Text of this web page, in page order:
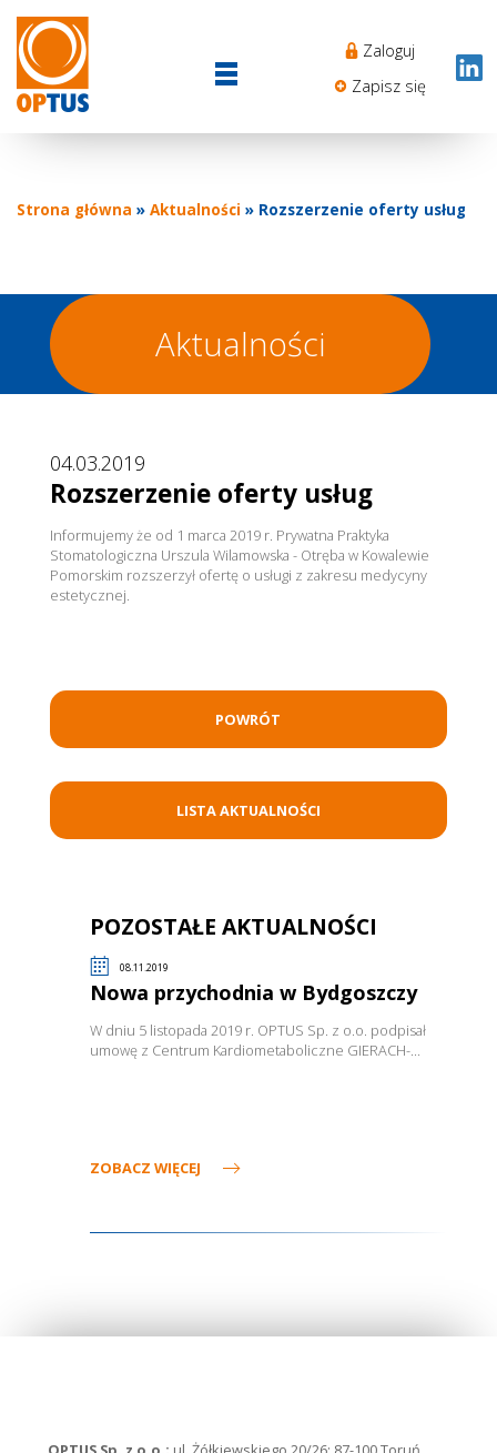
Przejdź
do
treści
Login
menu
Zaloguj
Zapisz się
Strona główna Aktualności Rozszerzenie oferty usług
Aktualności
04.03.2019
Rozszerzenie oferty usług
Informujemy że od 1 marca 2019 r. Prywatna Praktyka
Stomatologiczna Urszula Wilamowska - Otręba w Kowalewie
Pomorskim rozszerzył ofertę o usługi z zakresu medycyny
estetycznej.
POWRÓT
LISTA AKTUALNOŚCI
POZOSTAŁE AKTUALNOŚCI
08.11.2019
Nowa przychodnia w Bydgoszczy
W dniu 5 listopada 2019 r. OPTUS Sp. z o.o. podpisał
umowę z Centrum Kardiometaboliczne GIERACH-…
ZOBACZ WIĘCEJ